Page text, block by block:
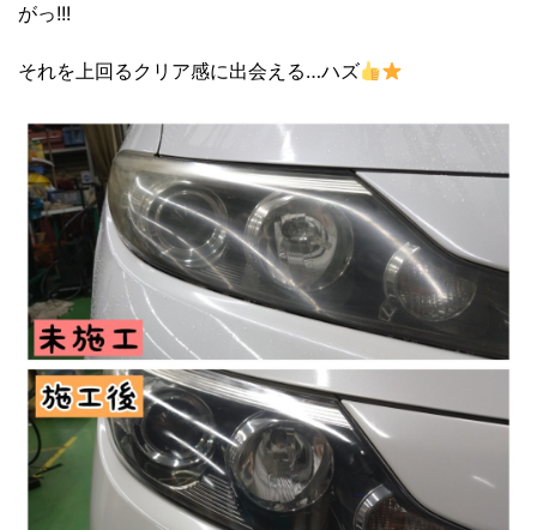
がっ!!!
それを上回るクリア感に出会える…ハズ